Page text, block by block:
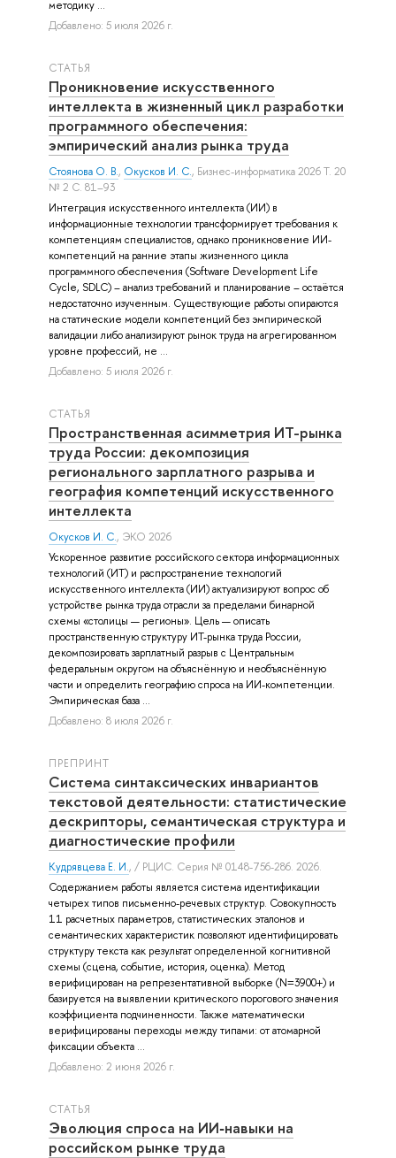
методику ...
Добавлено: 5 июля 2026 г.
СТАТЬЯ
Проникновение искусственного
интеллекта в жизненный цикл разработки
программного обеспечения:
эмпирический анализ рынка труда
Стоянова О. В., Окусков И. С., Бизнес-информатика 2026 Т. 20
№ 2 С. 81–93
Интеграция искусственного интеллекта (ИИ) в
информационные технологии трансформирует требования к
компетенциям специалистов, однако проникновение ИИ-
компетенций на ранние этапы жизненного цикла
программного обеспечения (Software Development Life
Cycle, SDLC) – анализ требований и планирование – остаётся
недостаточно изученным. Существующие работы опираются
на статические модели компетенций без эмпирической
валидации либо анализируют рынок труда на агрегированном
уровне профессий, не ...
Добавлено: 5 июля 2026 г.
СТАТЬЯ
Пространственная асимметрия ИТ-рынка
труда России: декомпозиция
регионального зарплатного разрыва и
география компетенций искусственного
интеллекта
Окусков И. С., ЭКО 2026
Ускоренное развитие российского сектора информационных
технологий (ИТ) и распространение технологий
искусственного интеллекта (ИИ) актуализируют вопрос об
устройстве рынка труда отрасли за пределами бинарной
схемы «столицы — регионы». Цель — описать
пространственную структуру ИТ-рынка труда России,
декомпозировать зарплатный разрыв с Центральным
федеральным округом на объяснённую и необъяснённую
части и определить географию спроса на ИИ-компетенции.
Эмпирическая база ...
Добавлено: 8 июля 2026 г.
ПРЕПРИНТ
Система синтаксических инвариантов
текстовой деятельности: статистические
дескрипторы, семантическая структура и
диагностические профили
Кудрявцева Е. И., / РЦИС. Серия № 0148-756-286. 2026.
Содержанием работы является система идентификации
четырех типов письменно-речевых структур. Совокупность
11 расчетных параметров, статистических эталонов и
семантических характеристик позволяют идентифицировать
структуру текста как результат определенной когнитивной
схемы (сцена, событие, история, оценка). Метод
верифицирован на репрезентативной выборке (N=3900+) и
базируется на выявлении критического порогового значения
коэффициента подчиненности. Также математически
верифицированы переходы между типами: от атомарной
фиксации объекта ...
Добавлено: 2 июня 2026 г.
СТАТЬЯ
Эволюция спроса на ИИ‑навыки на
российском рынке труда